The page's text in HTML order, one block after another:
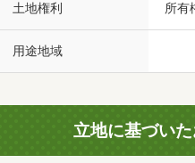
土地権利 所有
用途地域
立地に基づい